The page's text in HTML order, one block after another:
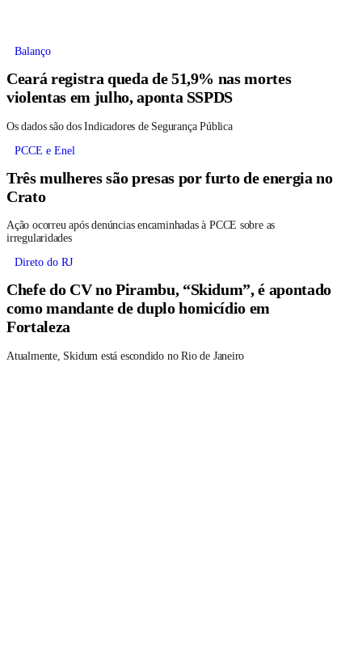
Balanço
Ceará registra queda de 51,9% nas mortes
violentas em julho, aponta SSPDS
Os dados são dos Indicadores de Segurança Pública
PCCE e Enel
Três mulheres são presas por furto de energia no
Crato
Ação ocorreu após denúncias encaminhadas à PCCE sobre as
irregularidades
Direto do RJ
Chefe do CV no Pirambu, “Skidum”, é apontado
como mandante de duplo homicídio em
Fortaleza
Atualmente, Skidum está escondido no Rio de Janeiro